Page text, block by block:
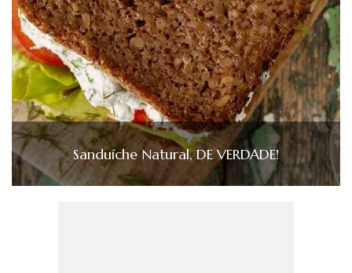
Sanduíche Natural, DE VERDADE!